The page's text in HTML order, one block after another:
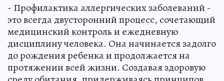
- Профилактика аллергических заболеваний -
это всегда двусторонний процесс, сочетающий
медицинский контроль и ежедневную
дисциплину человека. Она начинается задолго
до рождения ребенка и продолжается на
протяжении всей жизни. Создавая здоровую